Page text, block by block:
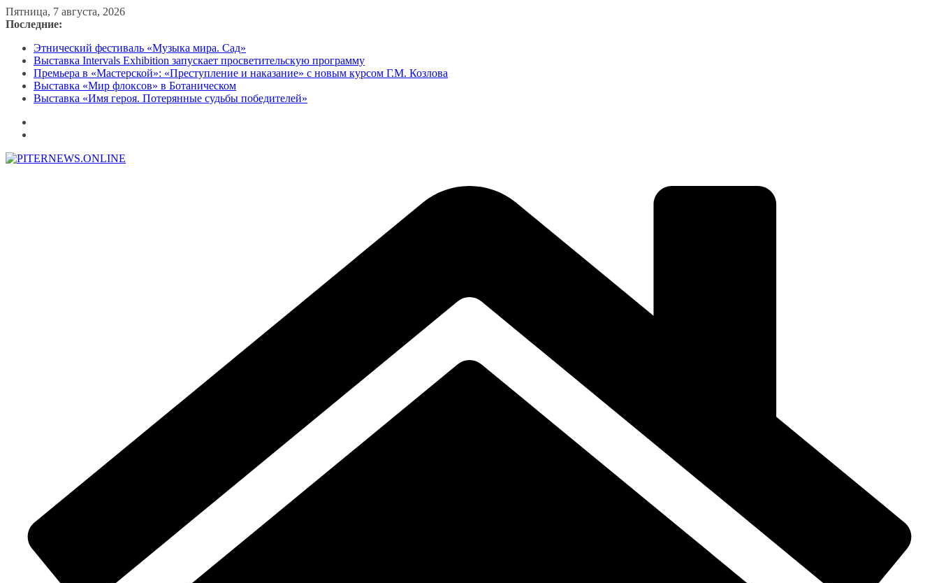
Перейти
к
Пятница, 7 августа, 2026
Последние:
Этнический фестиваль «Музыка мира. Сад»
Выставка Intervals Exhibition запускает просветительскую программу
Премьера в «Мастерской»: «Преступление и наказание» с новым курсом Г.М. Козлова
Выставка «Мир флоксов» в Ботаническом
Выставка «Имя героя. Потерянные судьбы победителей»